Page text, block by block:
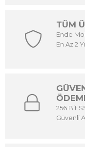
TÜM
Ende
En Az 2
256 Bit
Güvenli